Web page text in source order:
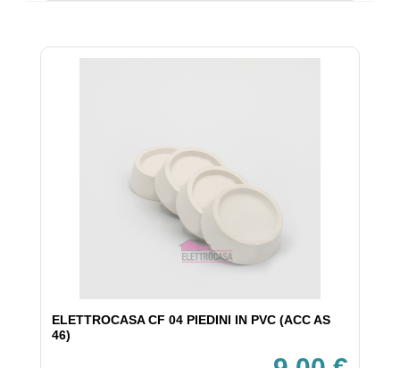
ELETTROCASA CF 04 PIEDINI IN PVC (ACC AS
46)